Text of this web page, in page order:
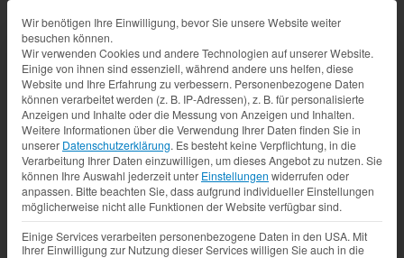
Datenschutz-Präferenz
Wir benötigen Ihre Einwilligung, bevor Sie unsere Website weiter
besuchen können.
Wir verwenden Cookies und andere Technologien auf unserer Website.
Einige von ihnen sind essenziell, während andere uns helfen, diese
Website und Ihre Erfahrung zu verbessern. Personenbezogene Daten
können verarbeitet werden (z. B. IP-Adressen), z. B. für personalisierte
Anzeigen und Inhalte oder die Messung von Anzeigen und Inhalten.
Weitere Informationen über die Verwendung Ihrer Daten finden Sie in
unserer Datenschutzerklärung. Es besteht keine Verpflichtung, in die
Verarbeitung Ihrer Daten einzuwilligen, um dieses Angebot zu nutzen. Sie
können Ihre Auswahl jederzeit unter Einstellungen widerrufen oder
anpassen. Bitte beachten Sie, dass aufgrund individueller Einstellungen
möglicherweise nicht alle Funktionen der Website verfügbar sind.
Einige Services verarbeiten personenbezogene Daten in den USA. Mit
Ihrer Einwilligung zur Nutzung dieser Services willigen Sie auch in die